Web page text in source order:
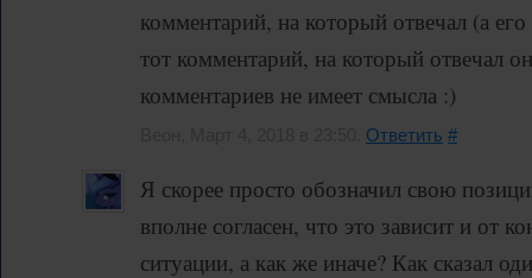
комментарий, на который отвечал (а
тот комментарий, на который отвечал
комментариев не имеет смысла :)
Ответить #
Я скорее просто обозначил свою
вполне согласен, что это зависит и от
ситуации, а как же иначе? Как сказал